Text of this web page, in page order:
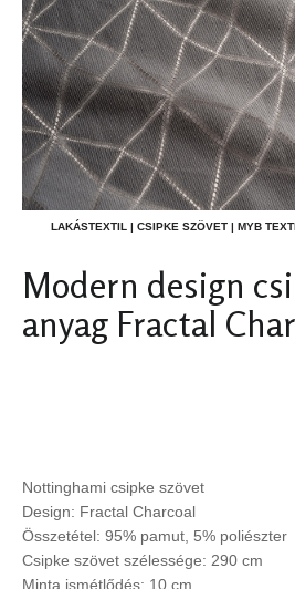
LAKÁSTEXTIL | CSIPKE SZÖVET | MYB
Modern design
anyag Fractal
Nottinghami csipke szövet
Design: Fractal Charcoal
Összetétel: 95% pamut, 5% poliészter
Csipke szövet szélessége: 290 cm
Minta ismétlődés: 10 cm